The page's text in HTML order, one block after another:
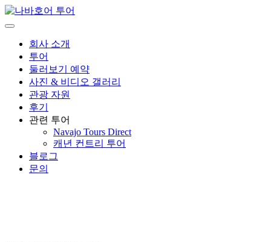
컨
텐
회사 소개
투어
둘러보기 예약
사진 & 비디오 갤러리
관광 자원
후기
관련 투어
Navajo Tours Direct
캐년 컨트리 ​​투어
블로그
문의